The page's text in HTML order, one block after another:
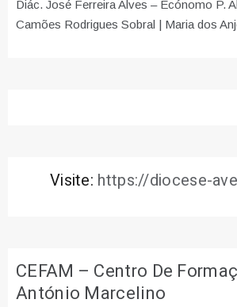
Diác. José Ferreira Alves – Ecónomo P.
Camões Rodrigues Sobral | Maria dos
Visite: https://diocese-
CEFAM – Centro De
António Marcelino